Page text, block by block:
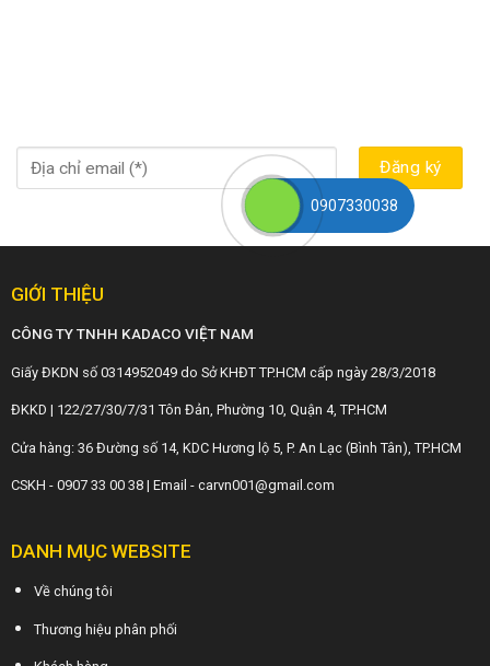
GIỚI THIỆU
CÔNG TY TNHH KADACO VIỆT NAM
Giấy ĐKDN số 0314952049 do Sở KHĐT TP.HCM cấp ngày 28/3/2018
ĐKKD | 122/27/30/7/31 Tôn Đản, Phường 10, Quận 4, TP.HCM
Cửa hàng: 36 Đường số 14, KDC Hương lộ 5, P. An Lạc (Bình Tân), TP.HCM
CSKH - 0907 33 00 38 | Email - carvn001@gmail.com
DANH MỤC WEBSITE
Về chúng tôi
Thương hiệu phân phối
0907330038